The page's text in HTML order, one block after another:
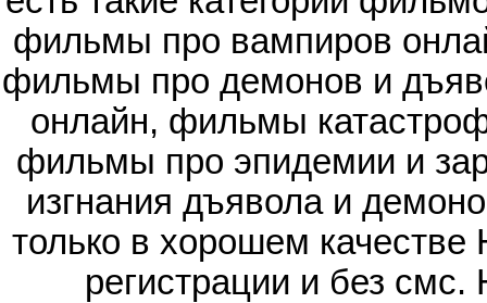
фильмы про вампиров
фильмы про демонов и
онлайн, фильмы
фильмы про эпидемии и
изгнания дъявола и
только в хорошем качестве
регистрации и без